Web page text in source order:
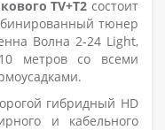
TV+T2 состоит
тюнер
Волна 2-24 Light,
метров со всеми
гибридный HD
и кабельного